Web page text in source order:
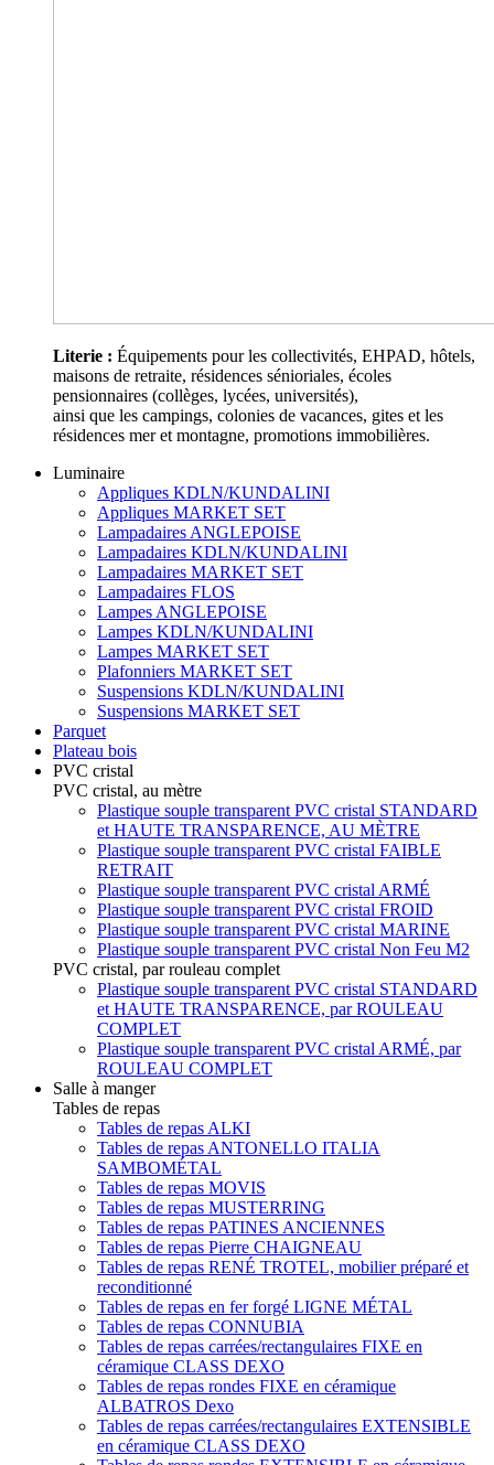
Literie : Équipements pour les collectivités, EHPAD, hôtels,
maisons de retraite, résidences sénioriales, écoles
pensionnaires (collèges, lycées, universités),
ainsi que les campings, colonies de vacances, gites et les
résidences mer et montagne, promotions immobilières.
Luminaire
Appliques KDLN/KUNDALINI
Appliques MARKET SET
Lampadaires ANGLEPOISE
Lampadaires KDLN/KUNDALINI
Lampadaires MARKET SET
Lampadaires FLOS
Lampes ANGLEPOISE
Lampes KDLN/KUNDALINI
Lampes MARKET SET
Plafonniers MARKET SET
Suspensions KDLN/KUNDALINI
Suspensions MARKET SET
Parquet
Plateau bois
PVC cristal
PVC cristal, au mètre
Plastique souple transparent PVC cristal STANDARD
et HAUTE TRANSPARENCE, AU MÈTRE
Plastique souple transparent PVC cristal FAIBLE
RETRAIT
Plastique souple transparent PVC cristal ARMÉ
Plastique souple transparent PVC cristal FROID
Plastique souple transparent PVC cristal MARINE
Plastique souple transparent PVC cristal Non Feu M2
PVC cristal, par rouleau complet
Plastique souple transparent PVC cristal STANDARD
et HAUTE TRANSPARENCE, par ROULEAU
COMPLET
Plastique souple transparent PVC cristal ARMÉ, par
ROULEAU COMPLET
Salle à manger
Tables de repas
Tables de repas ALKI
Tables de repas ANTONELLO ITALIA
SAMBOMÉTAL
Tables de repas MOVIS
Tables de repas MUSTERRING
Tables de repas PATINES ANCIENNES
Tables de repas Pierre CHAIGNEAU
Tables de repas RENÉ TROTEL, mobilier préparé et
reconditionné
Tables de repas en fer forgé LIGNE MÉTAL
Tables de repas CONNUBIA
Tables de repas carrées/rectangulaires FIXE en
céramique CLASS DEXO
Tables de repas rondes FIXE en céramique
ALBATROS Dexo
Tables de repas carrées/rectangulaires EXTENSIBLE
en céramique CLASS DEXO